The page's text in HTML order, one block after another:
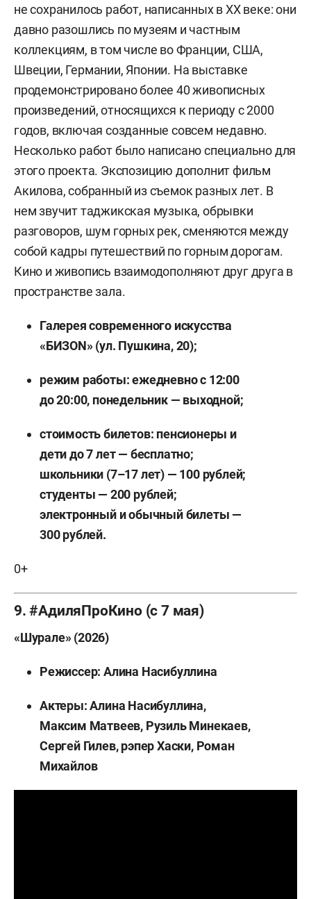
не сохранилось работ, написанных в XX веке: они
давно разошлись по музеям и частным
коллекциям, в том числе во Франции, США,
Швеции, Германии, Японии. На выставке
продемонстрировано более 40 живописных
произведений, относящихся к периоду с 2000
годов, включая созданные совсем недавно.
Несколько работ было написано специально для
этого проекта. Экспозицию дополнит фильм
Акилова, собранный из съемок разных лет. В
нем звучит таджикская музыка, обрывки
разговоров, шум горных рек, сменяются между
собой кадры путешествий по горным дорогам.
Кино и живопись взаимодополняют друг друга в
пространстве зала.
Галерея современного искусства
«БИЗОN» (ул. Пушкина, 20);
режим работы:ежедневно с 12:00
до 20:00, понедельник — выходной;
стоимость билетов: пенсионеры и
дети до 7 лет — бесплатно;
школьники (7–17 лет) — 100 рублей;
студенты — 200 рублей;
электронный и обычный билеты —
300 рублей.
0+
9. #АдиляПроКино (с 7 мая)
«Шурале» (2026)
Режиссер: Алина Насибуллина
Актеры: Алина Насибуллина,
Максим Матвеев, Рузиль Минекаев,
Сергей Гилев, рэпер Хаски, Роман
Михайлов